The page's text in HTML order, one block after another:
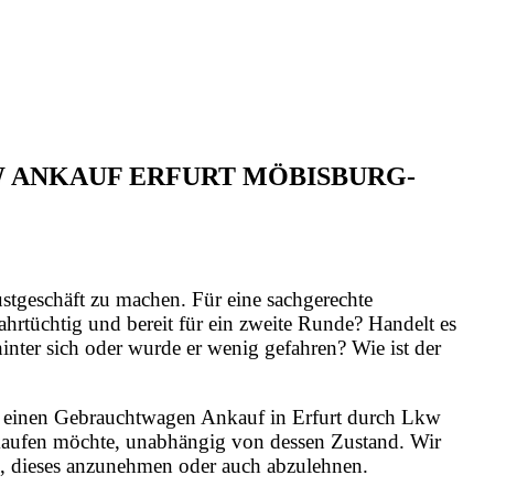
ERFURT MÖBISBURG-
zu machen. Für eine sachgerechte
und bereit für ein zweite Runde? Handelt es
sich oder wurde er wenig gefahren? Wie ist der
einen Gebrauchtwagen Ankauf in Erfurt durch Lkw
möchte, unabhängig von dessen Zustand. Wir
anzunehmen oder auch abzulehnen.